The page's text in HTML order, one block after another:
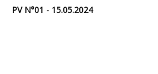
PV N°01 - 15.05.2024